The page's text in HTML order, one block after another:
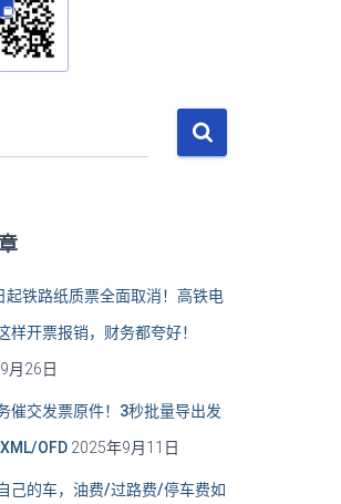
起铁路纸质票全面取消！高铁电
样开票报销，财务都夸好！
月26日
催交发票原件！3秒批量导出发
OFD 2025年9月11日
己的车，油费/过路费/停车费如